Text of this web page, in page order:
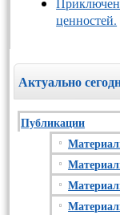
ценностей.
Актуально
Публикации